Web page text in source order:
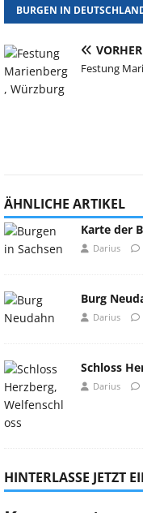
BURGEN IN
Festung
ÄHNLICHE ARTIKEL
Karte der
Darius
Burg
Darius
Schloss
Darius
HINTERLASSE JETZT